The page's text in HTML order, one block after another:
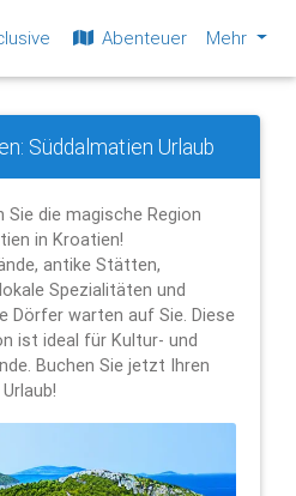
Abenteuer Mehr
Süddalmatien Urlaub
Sie die magische Region
in Kroatien!
antike Stätten,
Spezialitäten und
Dörfer warten auf Sie. Diese
ist ideal für Kultur- und
Buchen Sie jetzt Ihren